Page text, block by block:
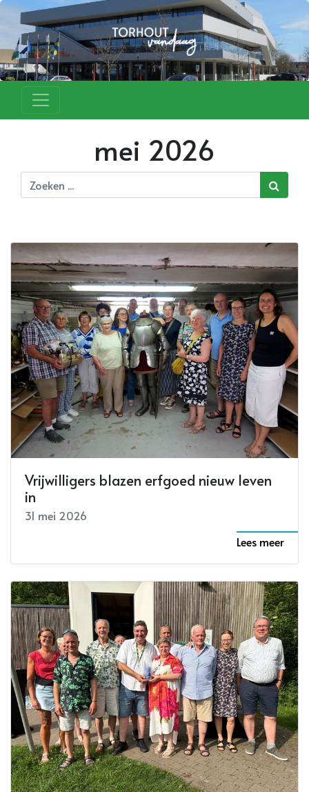
mei 2026
Vrijwilligers blazen erfgoed nieuw leven
in
31 mei 2026
Lees meer